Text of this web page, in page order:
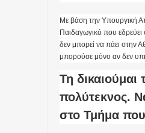
Με βάση την Υπουργική
Παιδαγωγικό που
δεν μπορεί να πάει στην
μπορούσε μόνο αν δεν
Τη δικαιούμαι
πολύτεκνος.
στο Τμήμα